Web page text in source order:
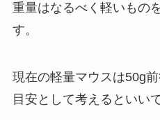
重量はなるべく軽いもの
す。
現在の軽量マウスは50g
目安として考えるといい